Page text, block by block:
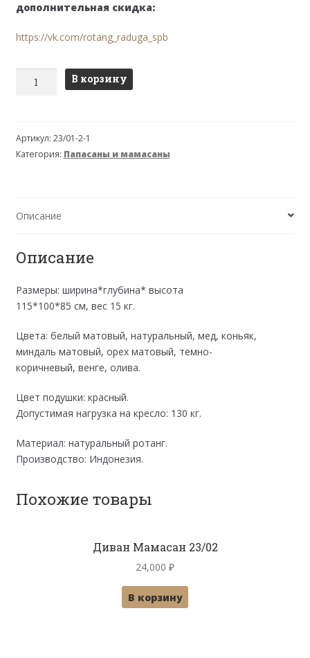
дополнительная скидка:
https://vk.com/rotang_raduga_spb
Количество
23/01
с
В корзину
Артикул: 23/01-2-1
Категория: Папасаны и мамасаны
Описание
Описание
Размеры: ширина*глубина* высота
115*100*85 см, вес 15 кг.
Цвета: белый матовый, натуральный, мед, коньяк,
миндаль матовый, орех матовый, темно-
коричневый, венге, олива.
Цвет подушки: красный.
Допустимая нагрузка на кресло: 130 кг.
Материал: натуральный ротанг.
Производство: Индонезия.
Похожие товары
Диван Мамасан 23/02
24,000 ₽
В корзину